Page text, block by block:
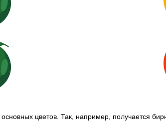
цветов. Так, например, получается